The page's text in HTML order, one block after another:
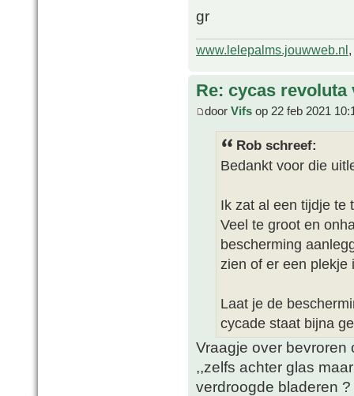
gr
www.lelepalms.jouwweb.nl
Re: cycas revoluta
door Vifs op 22 feb 2021
Rob schreef:
Bedankt voor die
Ik zat al een tijdje te
Veel te groot en
bescherming
zien of er een plekje
Laat je de
cycade staat bijna
Vraagje over bevroren
,,zelfs achter glas
verdroogde bladeren